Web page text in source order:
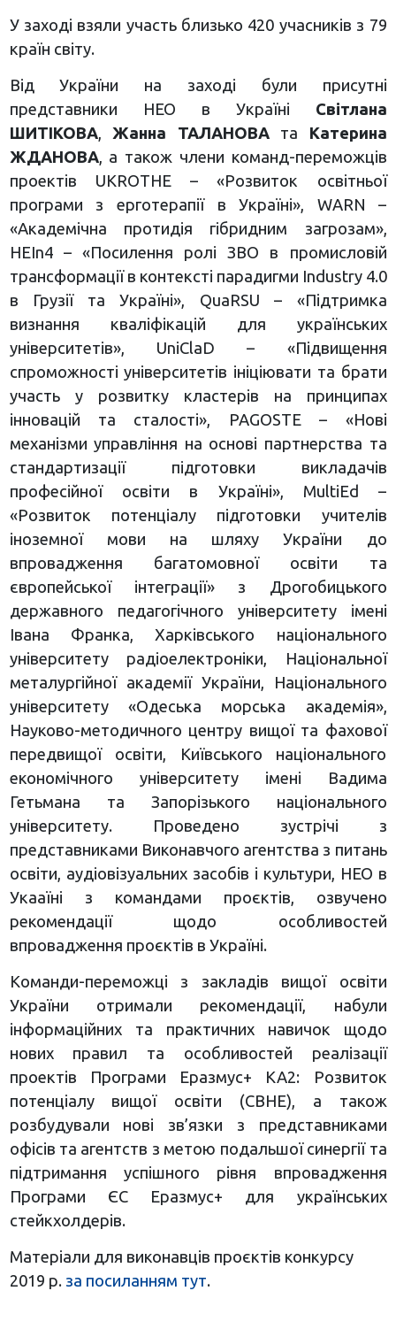
У заході взяли участь близько 420 учасників з 79
країн світу.
Від України на заході були присутні
представники НЕО в Україні Світлана
ШИТІКОВА, Жанна ТАЛАНОВАта Катерина
ЖДАНОВА, а також члени команд-переможців
проектів UKROTHE – «Розвиток освітньої
програми з ерготерапії в Україні», WARN –
«Академічна протидія гібридним загрозам»,
HEIn4 – «Посилення ролі ЗВО в промисловій
трансформації в контексті парадигми Industry 4.0
в Грузії та Україні», QuaRSU – «Підтримка
визнання кваліфікацій для українських
університетів», UniClaD – «Підвищення
спроможності університетів ініціювати та брати
участь у розвитку кластерів на принципах
інновацій та сталості», PAGOSTE – «Нові
механізми управління на основі партнерства та
стандартизації підготовки викладачів
професійної освіти в Україні», MultiEd –
«Розвиток потенціалу підготовки учителів
іноземної мови на шляху України до
впровадження багатомовної освіти та
європейської інтеграції» з Дрогобицького
державного педагогічного університету імені
Івана Франка, Харківського національного
університету радіоелектроніки, Національної
металургійної академії України, Національного
університету «Одеська морська академія»,
Науково-методичного центру вищої та фахової
передвищої освіти, Київського національного
економічного університету імені Вадима
Гетьмана та Запорізького національного
університету. Проведено зустрічі з
представниками Виконавчого агентства з питань
освіти, аудіовізуальних засобів і культури, НЕО в
Укааїні з командами проєктів, озвучено
рекомендації щодо особливостей
впровадження проєктів в Україні.
Команди-переможці з закладів вищої освіти
України отримали рекомендації, набули
інформаційних та практичних навичок щодо
нових правил та особливостей реалізації
проектів Програми Еразмус+ КА2: Розвиток
потенціалу вищої освіти (CBHE), а також
розбудували нові зв’язки з представниками
офісів та агентств з метою подальшої синергії та
підтримання успішного рівня впровадження
Програми ЄС Еразмус+ для українських
стейкхолдерів.
Матеріали для виконавців проєктів конкурсу
2019 р. за посиланням тут.